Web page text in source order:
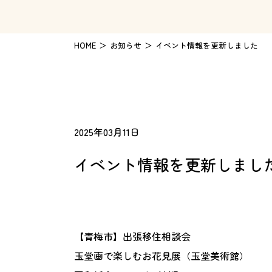
HOME お知らせ イベント情報を更新しました
2025年03月11日
イベント情報を更新しまし
【青梅市】出張移住相談会
玉堂画で楽しむお花見展（玉堂美術館）